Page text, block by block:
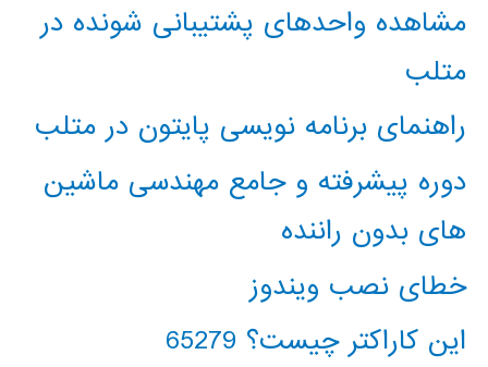
مشاهده واحدهای پشتیبانی شونده در
متلب
راهنمای برنامه نویسی پایتون در متلب
دوره پیشرفته و جامع مهندسی ماشین
های بدون راننده
خطای نصب ویندوز
این کاراکتر چیست؟ 65279